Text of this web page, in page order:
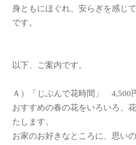
身ともにほぐれ、安らぎを感じ
です。
以下、ご案内です。
Ａ）「じぶんで花時間」 4,500
おすすめの春の花をいろいろ、
たします。
お家のお好きなところに、思い